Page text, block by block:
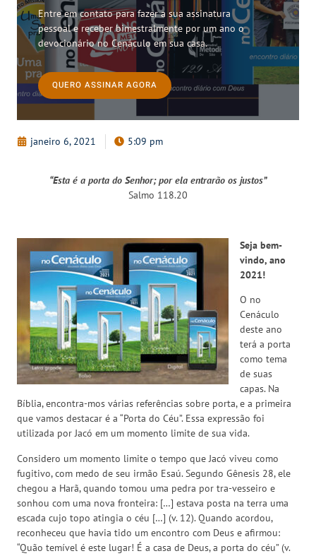
janeiro 6, 2021 5:09 pm
“Esta é a porta do Senhor; por ela entrarão os justos”
Salmo 118.20
Seja bem-
vindo, ano
2021!
O no
Cenáculo
deste ano
terá a porta
como tema
de suas
capas. Na
Bíblia, encontra-mos várias referências sobre porta, e a primeira
que vamos destacar é a “Porta do Céu”. Essa expressão foi
utilizada por Jacó em um momento limite de sua vida.
Considero um momento limite o tempo que Jacó viveu como
fugitivo, com medo de seu irmão Esaú. Segundo Gênesis 28, ele
chegou a Harã, quando tomou uma pedra por tra-vesseiro e
sonhou com uma nova fronteira: […] estava posta na terra uma
escada cujo topo atingia o céu […] (v. 12). Quando acordou,
reconheceu que havia tido um encontro com Deus e afirmou:
“Quão temível é este lugar! É a casa de Deus, a porta do céu” (v.
Entre em contato para fazer a sua assinatura
pessoal e receber bimestralmente por um ano o
devocionário no Cenáculo em sua casa.
QUERO ASSINAR AGORA